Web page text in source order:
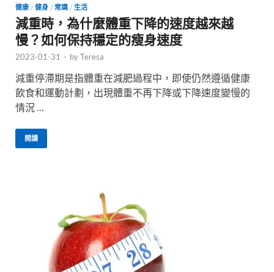
健康 / 健身 / 常識 / 生活
減重時，為什麼體重下降的速度越來越
慢？如何保持穩定的瘦身速度
2023-01-31 - byTeresa
減重停滯期是指體重在減肥過程中，即使仍然遵循健康
飲食和運動計劃，出現體重不再下降或下降速度變慢的
情況 …
閱讀